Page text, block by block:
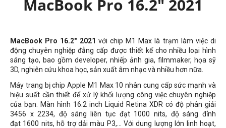
MacBook Pro 16.2" 2021
MacBook Pro 16.2" 2021 với chip M1 Max là trạm làm việc di
động chuyên nghiệp đẳng cấp được thiết kế cho nhiều loại hình
sáng tạo, bao gồm developer, nhiếp ảnh gia, filmmaker, họa sỹ
3D, nghiên cứu khoa học, sản xuất âm nhạc và nhiều hơn nữa.
Máy trang bị chip Apple M1 Max 10 nhân cung cấp sức mạnh và
hiệu suất cần thiết để xử lý khối lượng công việc chuyên nghiệp
của bạn. Màn hình 16.2 inch Liquid Retina XDR có độ phân giải
3456 x 2234, độ sáng liên tục đạt 1000 nits, độ sáng đỉnh
đạt 1600 nits, hỗ trợ dải màu P3,... Với dung lượng lớn linh hoạt,